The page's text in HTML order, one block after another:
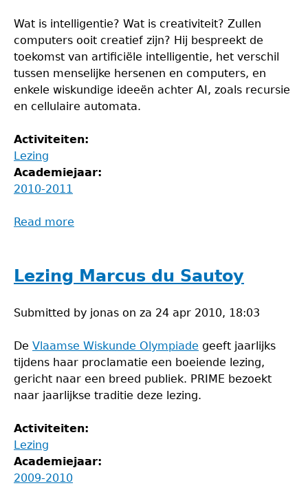
Wat is intelligentie? Wat is creativiteit? Zullen
computers ooit creatief zijn? Hij bespreekt de
toekomst van artificiële intelligentie, het verschil
tussen menselijke hersenen en computers, en
enkele wiskundige ideeën achter AI, zoals recursie
en cellulaire automata.
Activiteiten:
Lezing
Academiejaar:
2010-2011
Read more
intelligentie
Lezing Marcus du Sautoy
Submitted by jonas on za 24 apr 2010, 18:03
De Vlaamse Wiskunde Olympiade geeft jaarlijks
tijdens haar proclamatie een boeiende lezing,
gericht naar een breed publiek. PRIME bezoekt
naar jaarlijkse traditie deze lezing.
Activiteiten:
Lezing
Academiejaar:
2009-2010